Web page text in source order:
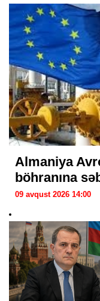
Almaniya
böhranına
09 avqust 2026 14:00